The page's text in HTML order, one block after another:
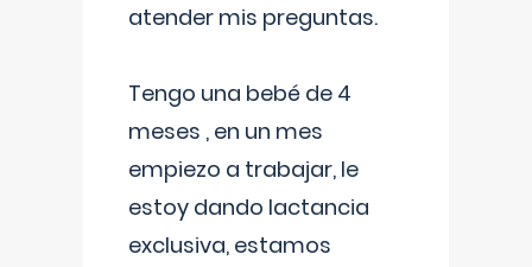
atender mis preguntas.
Tengo una bebé de 4
meses , en un mes
empiezo a trabajar, le
estoy dando lactancia
exclusiva, estamos